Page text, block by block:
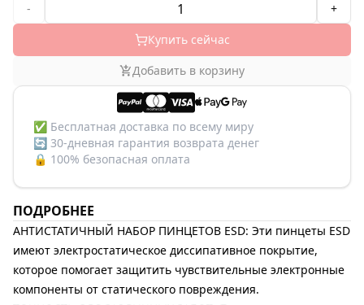
-
+
Купить сейчас
Добавить в корзину
✅ Бесплатная доставка по всему миру
🔄 30-дневная гарантия возврата денег
🔒 100% безопасная оплата
ПОДРОБНЕЕ
АНТИСТАТИЧНЫЙ НАБОР ПИНЦЕТОВ ESD: Эти пинцеты ESD
имеют электростатическое диссипативное покрытие,
которое помогает защитить чувствительные электронные
компоненты от статического повреждения.